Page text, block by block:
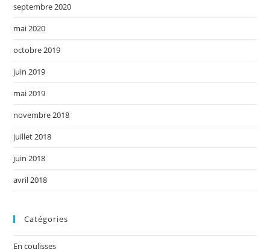
septembre 2020
mai 2020
octobre 2019
juin 2019
mai 2019
novembre 2018
juillet 2018
juin 2018
avril 2018
Catégories
En coulisses